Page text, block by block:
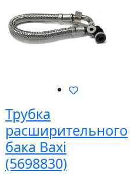
Трубка
расширительного
бака Baxi
(5698830)